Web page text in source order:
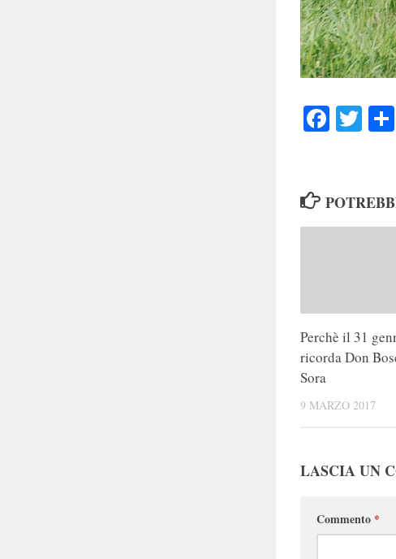
FacebookTwitter
Perchè il 31
ricorda Don
Sora
9 MARZO 2017
LASCIA UN
Commento *